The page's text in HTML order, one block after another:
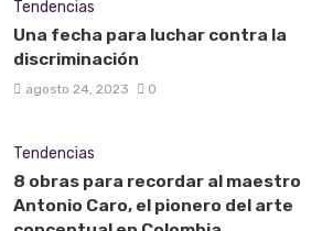
Tendencias
Una fecha para luchar contra la
discriminación
agosto 24, 2023 0
Tendencias
8 obras para recordar al maestro
Antonio Caro, el pionero del arte